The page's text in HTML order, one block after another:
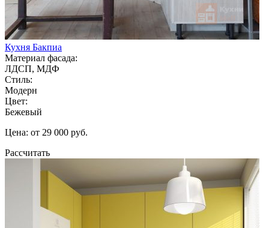
Кухня Бакпиа
Материал фасада:
ЛДСП, МДФ
Стиль:
Модерн
Цвет:
Бежевый
Цена: от 29 000 руб.
Рассчитать